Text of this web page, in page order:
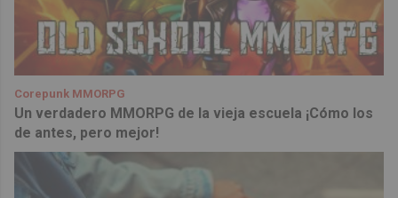
Corepunk MMORPG
Un verdadero MMORPG de la vieja escuela ¡Cómo los
de antes, pero mejor!